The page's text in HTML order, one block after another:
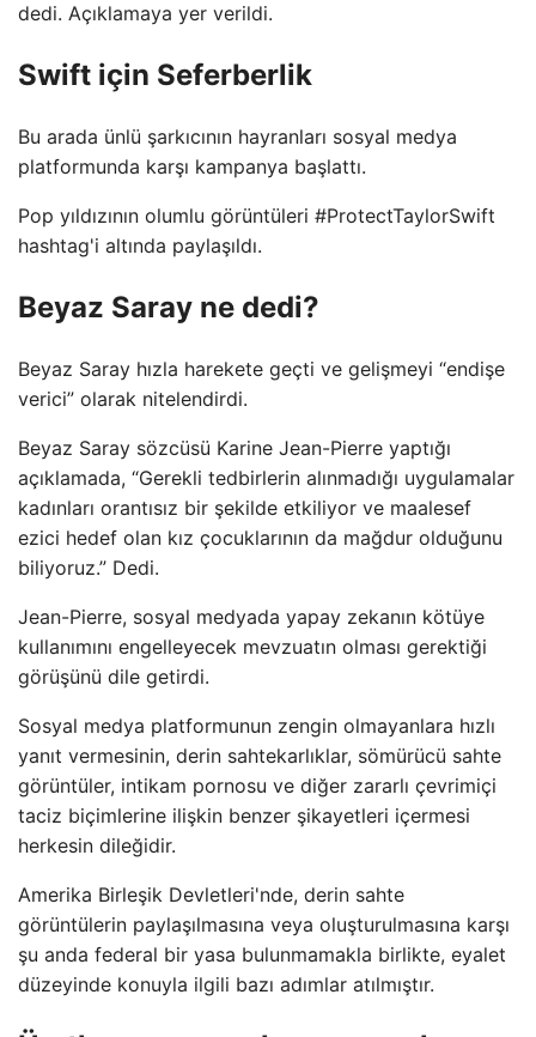
dedi. Açıklamaya yer verildi.
Swift için Seferberlik
Bu arada ünlü şarkıcının hayranları sosyal medya
platformunda karşı kampanya başlattı.
Pop yıldızının olumlu görüntüleri #ProtectTaylorSwift
hashtag'i altında paylaşıldı.
Beyaz Saray ne dedi?
Beyaz Saray hızla harekete geçti ve gelişmeyi “endişe
verici” olarak nitelendirdi.
Beyaz Saray sözcüsü Karine Jean-Pierre yaptığı
açıklamada, “Gerekli tedbirlerin alınmadığı uygulamalar
kadınları orantısız bir şekilde etkiliyor ve maalesef
ezici hedef olan kız çocuklarının da mağdur olduğunu
biliyoruz.” Dedi.
Jean-Pierre, sosyal medyada yapay zekanın kötüye
kullanımını engelleyecek mevzuatın olması gerektiği
görüşünü dile getirdi.
Sosyal medya platformunun zengin olmayanlara hızlı
yanıt vermesinin, derin sahtekarlıklar, sömürücü sahte
görüntüler, intikam pornosu ve diğer zararlı çevrimiçi
taciz biçimlerine ilişkin benzer şikayetleri içermesi
herkesin dileğidir.
Amerika Birleşik Devletleri'nde, derin sahte
görüntülerin paylaşılmasına veya oluşturulmasına karşı
şu anda federal bir yasa bulunmamakla birlikte, eyalet
düzeyinde konuyla ilgili bazı adımlar atılmıştır.